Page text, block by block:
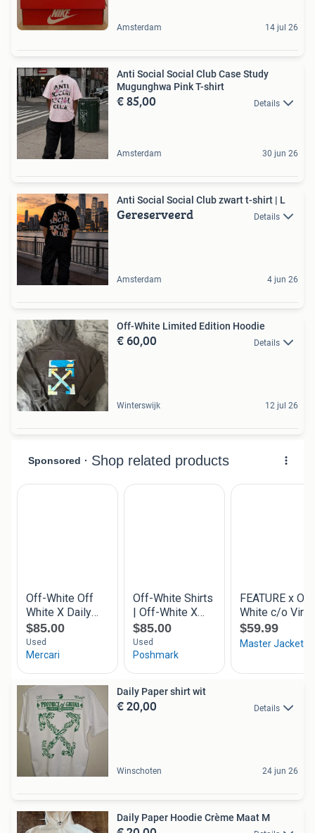
Amsterdam 14 jul 26
Anti Social Social Club Case Study
Mugunghwa Pink T-shirt
€ 85,00 Details
Amsterdam 30 jun 26
Anti Social Social Club zwart t-shirt | L
Gereserveerd Details
Amsterdam 4 jun 26
Off-White Limited Edition Hoodie
€ 60,00 Details
Winterswijk 12 jul 26
Daily Paper shirt wit
€ 20,00 Details
Winschoten 24 jun 26
Daily Paper Hoodie Crème Maat M